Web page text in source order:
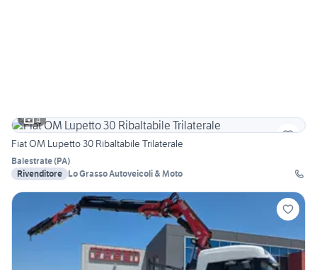
4
Fiat OM Lupetto 30 Ribaltabile Trilaterale
Balestrate(PA)
Rivenditore Lo Grasso Autoveicoli & Moto